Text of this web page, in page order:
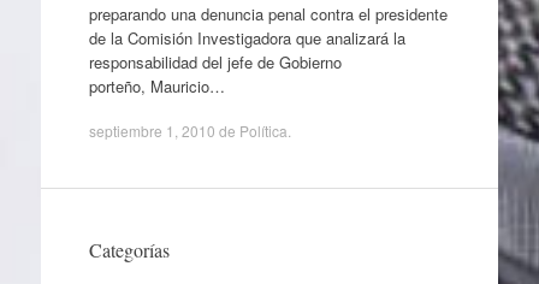
preparando una denuncia penal contra el presidente
de la Comisión Investigadora que analizará la
responsabilidad del jefe de Gobierno
porteño, Mauricio…
septiembre 1, 2010 de Política
Categorías